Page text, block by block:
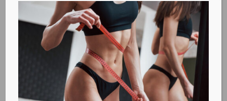
• τηλήψη φαρμακευτικής αγωγής για αποτροπή τωνπρώιμων
συσπάσεων
φλεγμονή εντός της μήτρας Χοριοαμνιονίτις)
αποκόλληση του πλακούντα(μετά από μία τέτοια
κατάσταση σε σπάνιες περιπτώσεις εκδηλώνεται αιμορραγία